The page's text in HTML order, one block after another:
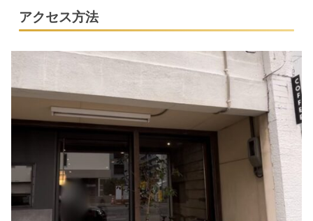
アクセス方法